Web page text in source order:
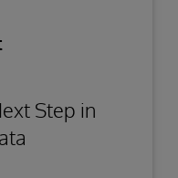
Step in